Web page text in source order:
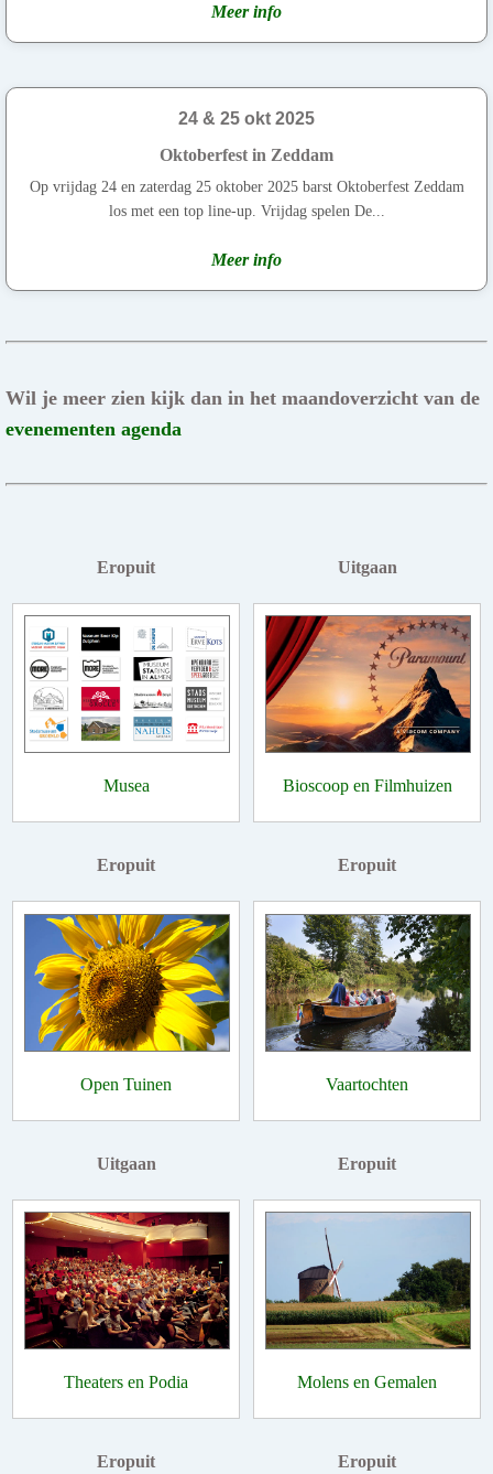
Meer info
24 & 25 okt 2025
Oktoberfest in Zeddam
Op vrijdag 24 en zaterdag 25 oktober 2025 barst Oktoberfest Zeddam
los met een top line-up. Vrijdag spelen De...
Meer info
Wil je meer zien kijk dan in het maandoverzicht van de
evenementen agenda
Eropuit
Musea
Uitgaan
Bioscoop en Filmhuizen
Eropuit
Open Tuinen
Eropuit
Vaartochten
Uitgaan
Theaters en Podia
Eropuit
Molens en Gemalen
Eropuit Eropuit